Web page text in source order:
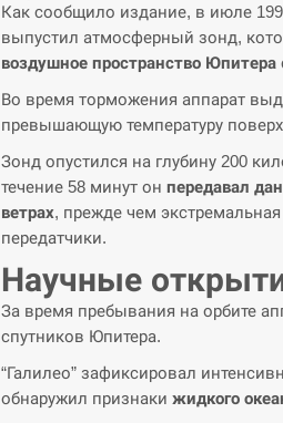
Как сообщило издание, в июле
выпустил атмосферный зонд,
воздушное пространство Юпитера
Во время торможения аппарат
превышающую температуру
Зонд опустился на глубину 200
течение 58 минут он передавал
ветрах, прежде чем
передатчики.
Научные
За время пребывания на орбите
спутников Юпитера.
“Галилео” зафиксировал
обнаружил признаки жидкого